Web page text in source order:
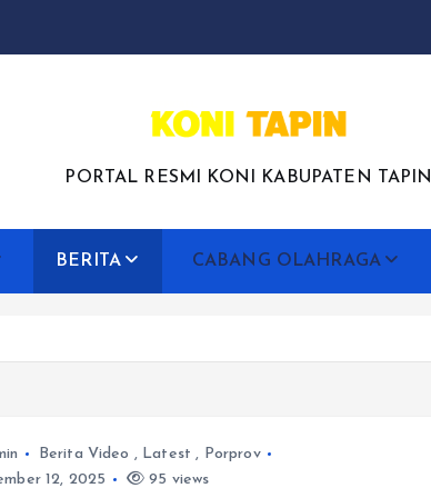
PORTAL RESMI KONI KABUPATEN TAPIN
BERITA CABANG OLAHRAGA
Berita Video , Latest , Porprov
12, 2025
95 views